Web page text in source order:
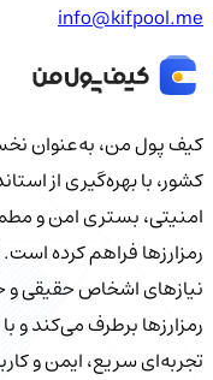
info@kifpool.me
کیف‌ پول من، به‌عنوان
کشور، با بهره‌گیری از
امنیتی، بستری امن و
رمزارزها فراهم کرده است.
نیازهای اشخاص حقیقی و
رمزارزها برطرف می‌کند و
تجربه‌ای سریع، ایمن و